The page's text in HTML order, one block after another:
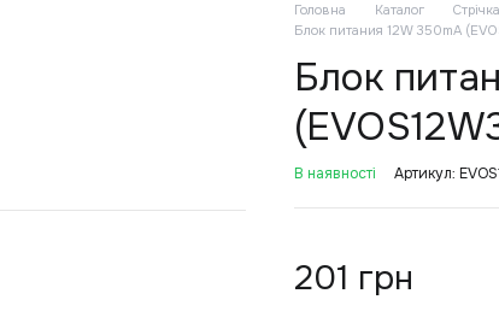
Головна Каталог
Блок питания 12W 350mA
Блок
В наявності Артикул:
201 грн